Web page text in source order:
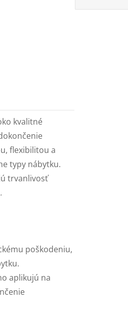
kvalitné
flexibilitou a
typy nábytku.
trvanlivosť
poškodeniu,
aplikujú na